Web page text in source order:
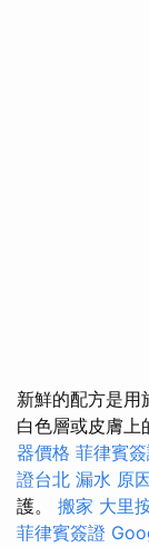
新鮮的配方是用
白色層或皮膚上
器價格 菲律賓
證台北 漏水 原
護。 搬家 大里
菲律賓簽證